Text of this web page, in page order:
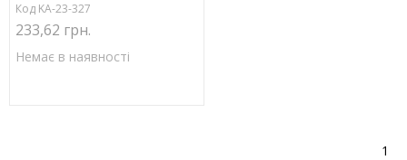
Код KA-23-327
233,62 грн.
Немає в наявності
1